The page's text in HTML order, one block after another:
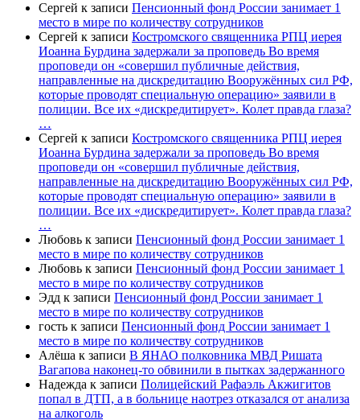
Сергей к записи Пенсионный фонд России занимает 1
место в мире по количеству сотрудников
Сергей к записи Костромского священника РПЦ иерея
Иоанна Бурдина задержали за проповедь Во время
проповеди он «совершил публичные действия,
направленные на дискредитацию Вооружённых сил РФ,
которые проводят специальную операцию» заявили в
полиции. Все их «дискредитирует». Колет правда глаза?
…
Сергей к записи Костромского священника РПЦ иерея
Иоанна Бурдина задержали за проповедь Во время
проповеди он «совершил публичные действия,
направленные на дискредитацию Вооружённых сил РФ,
которые проводят специальную операцию» заявили в
полиции. Все их «дискредитирует». Колет правда глаза?
…
Любовь к записи Пенсионный фонд России занимает 1
место в мире по количеству сотрудников
Любовь к записи Пенсионный фонд России занимает 1
место в мире по количеству сотрудников
Эдд к записи Пенсионный фонд России занимает 1
место в мире по количеству сотрудников
гость к записи Пенсионный фонд России занимает 1
место в мире по количеству сотрудников
Алёша к записи В ЯНАО полковника МВД Ришата
Вагапова наконец-то обвинили в пытках задержанного
Надежда к записи Полицейский Рафаэль Акжигитов
попал в ДТП, а в больнице наотрез отказался от анализа
на алкоголь